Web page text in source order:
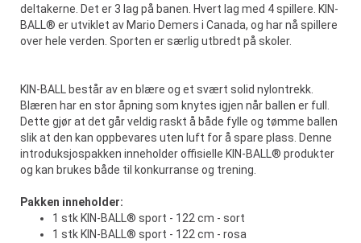
deltakerne. Det er 3 lag på banen. Hvert lag med 4 spillere. KIN-
BALL® er utviklet av Mario Demers i Canada, og har nå spillere
over hele verden. Sporten er særlig utbredt på skoler.
KIN-BALL består av en blære og et svært solid nylontrekk.
Blæren har en stor åpning som knytes igjen når ballen er full.
Dette gjør at det går veldig raskt å både fylle og tømme ballen
slik at den kan oppbevares uten luft for å spare plass. Denne
introduksjospakken inneholder offisielle KIN-BALL® produkter
og kan brukes både til konkurranse og trening.
Pakken inneholder:
1 stk KIN-BALL® sport - 122 cm - sort
1 stk KIN-BALL® sport - 122 cm - rosa